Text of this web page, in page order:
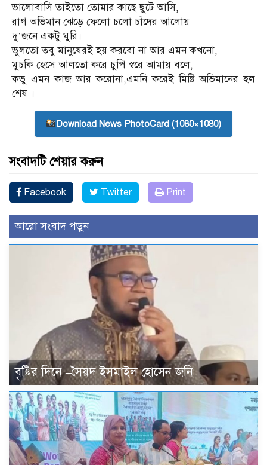
ভালোবাসি তাইতো তোমার কাছে ছুটে আসি,
রাগ অভিমান ঝেড়ে ফেলো চলো চাঁদের আলোয়
দু’জনে একটু ঘুরি।
ভুলতো তবু মানুষেরই হয় করবো না আর এমন কখনো,
মুচকি হেসে আলতো করে চুপি স্বরে আমায় বলে,
কভু এমন কাজ আর করোনা,এমনি করেই মিষ্টি অভিমানের হল
শেষ ।
Download News PhotoCard (1080×1080)
সংবাদটি শেয়ার করুন
Facebook Twitter Print
আরো সংবাদ পড়ুন
বৃষ্টির দিনে –সৈয়দ ইসমাইল হোসেন জনি